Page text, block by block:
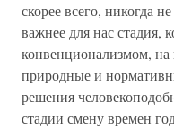
скорее всего, никогда
важнее для нас стадия,
конвенционализмом, на
природные и
решения
стадии смену времен